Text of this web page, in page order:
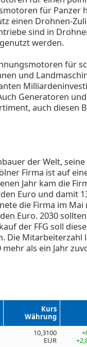
für Panzer
einen Drohnen-
sind in
werden.
für
und
Generatoren und
auch diesen
der Welt,
Firma ist auf
Jahr kam die
Euro und damit
die Firma im
Euro. 2030
der FFG soll
Die Mitarbeiterzahl
als ein Jahr
Kurs
Währung
10,3100
EUR